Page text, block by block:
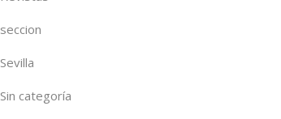
seccion
Sevilla
Sin categoría